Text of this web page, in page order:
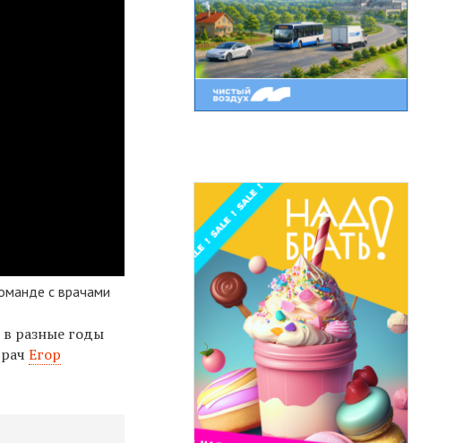
с врачами
разные годы
Егор